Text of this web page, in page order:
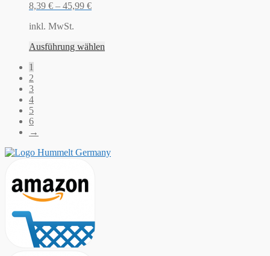
8,39 € – 45,99 €
inkl. MwSt.
Ausführung wählen
1
2
3
4
5
6
→